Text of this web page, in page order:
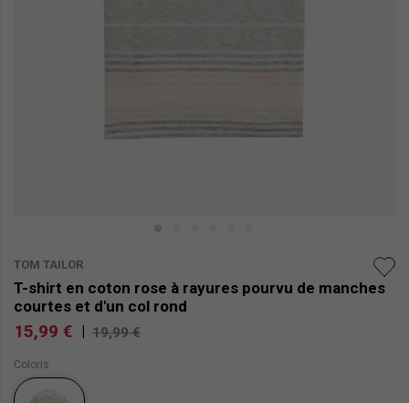
TOM TAILOR
T-shirt en coton rose à rayures pourvu de manches
courtes et d'un col rond
15,99 € 19,99 €
Coloris